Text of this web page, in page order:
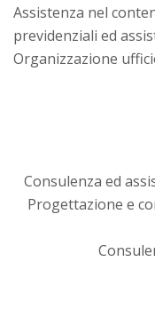
Assistenza nel
previdenziali ed
Organizzazione
Consulenza ed
Progettazione e